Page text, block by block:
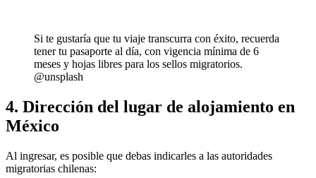
Si te gustaría que tu viaje transcurra con éxito, recuerda
tener tu pasaporte al día, con vigencia mínima de 6
meses y hojas libres para los sellos migratorios.
@unsplash
4. Dirección del lugar de alojamiento en
México
Al ingresar, es posible que debas indicarles a las autoridades
migratorias chilenas: